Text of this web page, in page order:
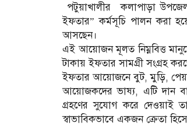
পটুয়াখালীর কলাপাড়া
ইফতার” কর্মসূচি পালন করা
আসছেন।
এই আয়োজন মূলত নিম্নবিত্ত
টাকায় ইফতার সামগ্রী সংগ্রহ
ইফতার আয়োজনে বুট, মুড়ি,
আয়োজকদের ভাষ্য, এটি দান
গ্রহণের সুযোগ করে দেওয়াই
স্বাভাবিকভাবে একজন ক্রেতা